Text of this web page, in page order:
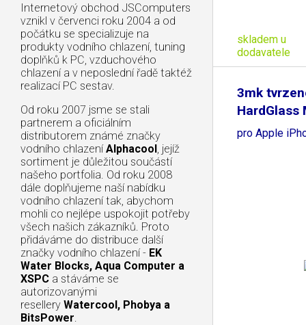
Internetový obchod JSComputers
vznikl v červenci roku 2004 a od
počátku se specializuje na
produkty vodního chlazení, tuning
doplňků k PC, vzduchového
chlazení a v neposlední řadě taktéž
realizací PC sestav.
Od roku 2007 jsme se stali
partnerem a oficiálním
distributorem známé značky
vodního chlazení Alphacool, jejíž
sortiment je důležitou součástí
našeho portfolia. Od roku 2008
dále doplňujeme naší nabídku
vodního chlazení tak, abychom
mohli co nejlépe uspokojit potřeby
všech našich zákazníků. Proto
přidáváme do distribuce další
značky vodního chlazení - EK
Water Blocks, Aqua Computer a
XSPC a stáváme se
autorizovanými
resellery Watercool, Phobya a
BitsPower.
skladem u
dodavatele
3mk
HardGlass
FrameFit
pro Apple